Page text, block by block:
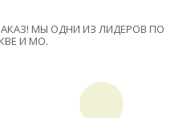
МЫ ОДНИ ИЗ ЛИДЕРОВ ПО
И МО.